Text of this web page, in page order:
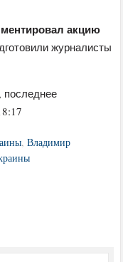
акцию
журналисты
, последнее
,Владимир